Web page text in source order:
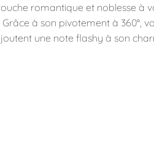
romantique et noblesse à
à son pivotement à 360°,
une note flashy à son